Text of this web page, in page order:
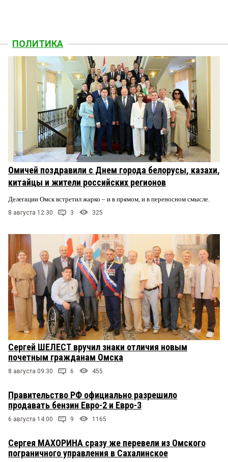
ПОЛИТИКА
Омичей поздравили с Днем города белорусы, казахи,
китайцы и жители российских регионов
Делегации Омск встретил жарко – и в прямом, и в переносном смысле.
8 августа 12:30 3 325
Сергей ШЕЛЕСТ вручил знаки отличия новым
почетным гражданам Омска
8 августа 09:30 6 455
Правительство РФ официально разрешило
продавать бензин Евро-2 и Евро-3
6 августа 14:00 9 1165
Сергея МАХОРИНА сразу же перевели из Омского
пограничного управления в Сахалинское